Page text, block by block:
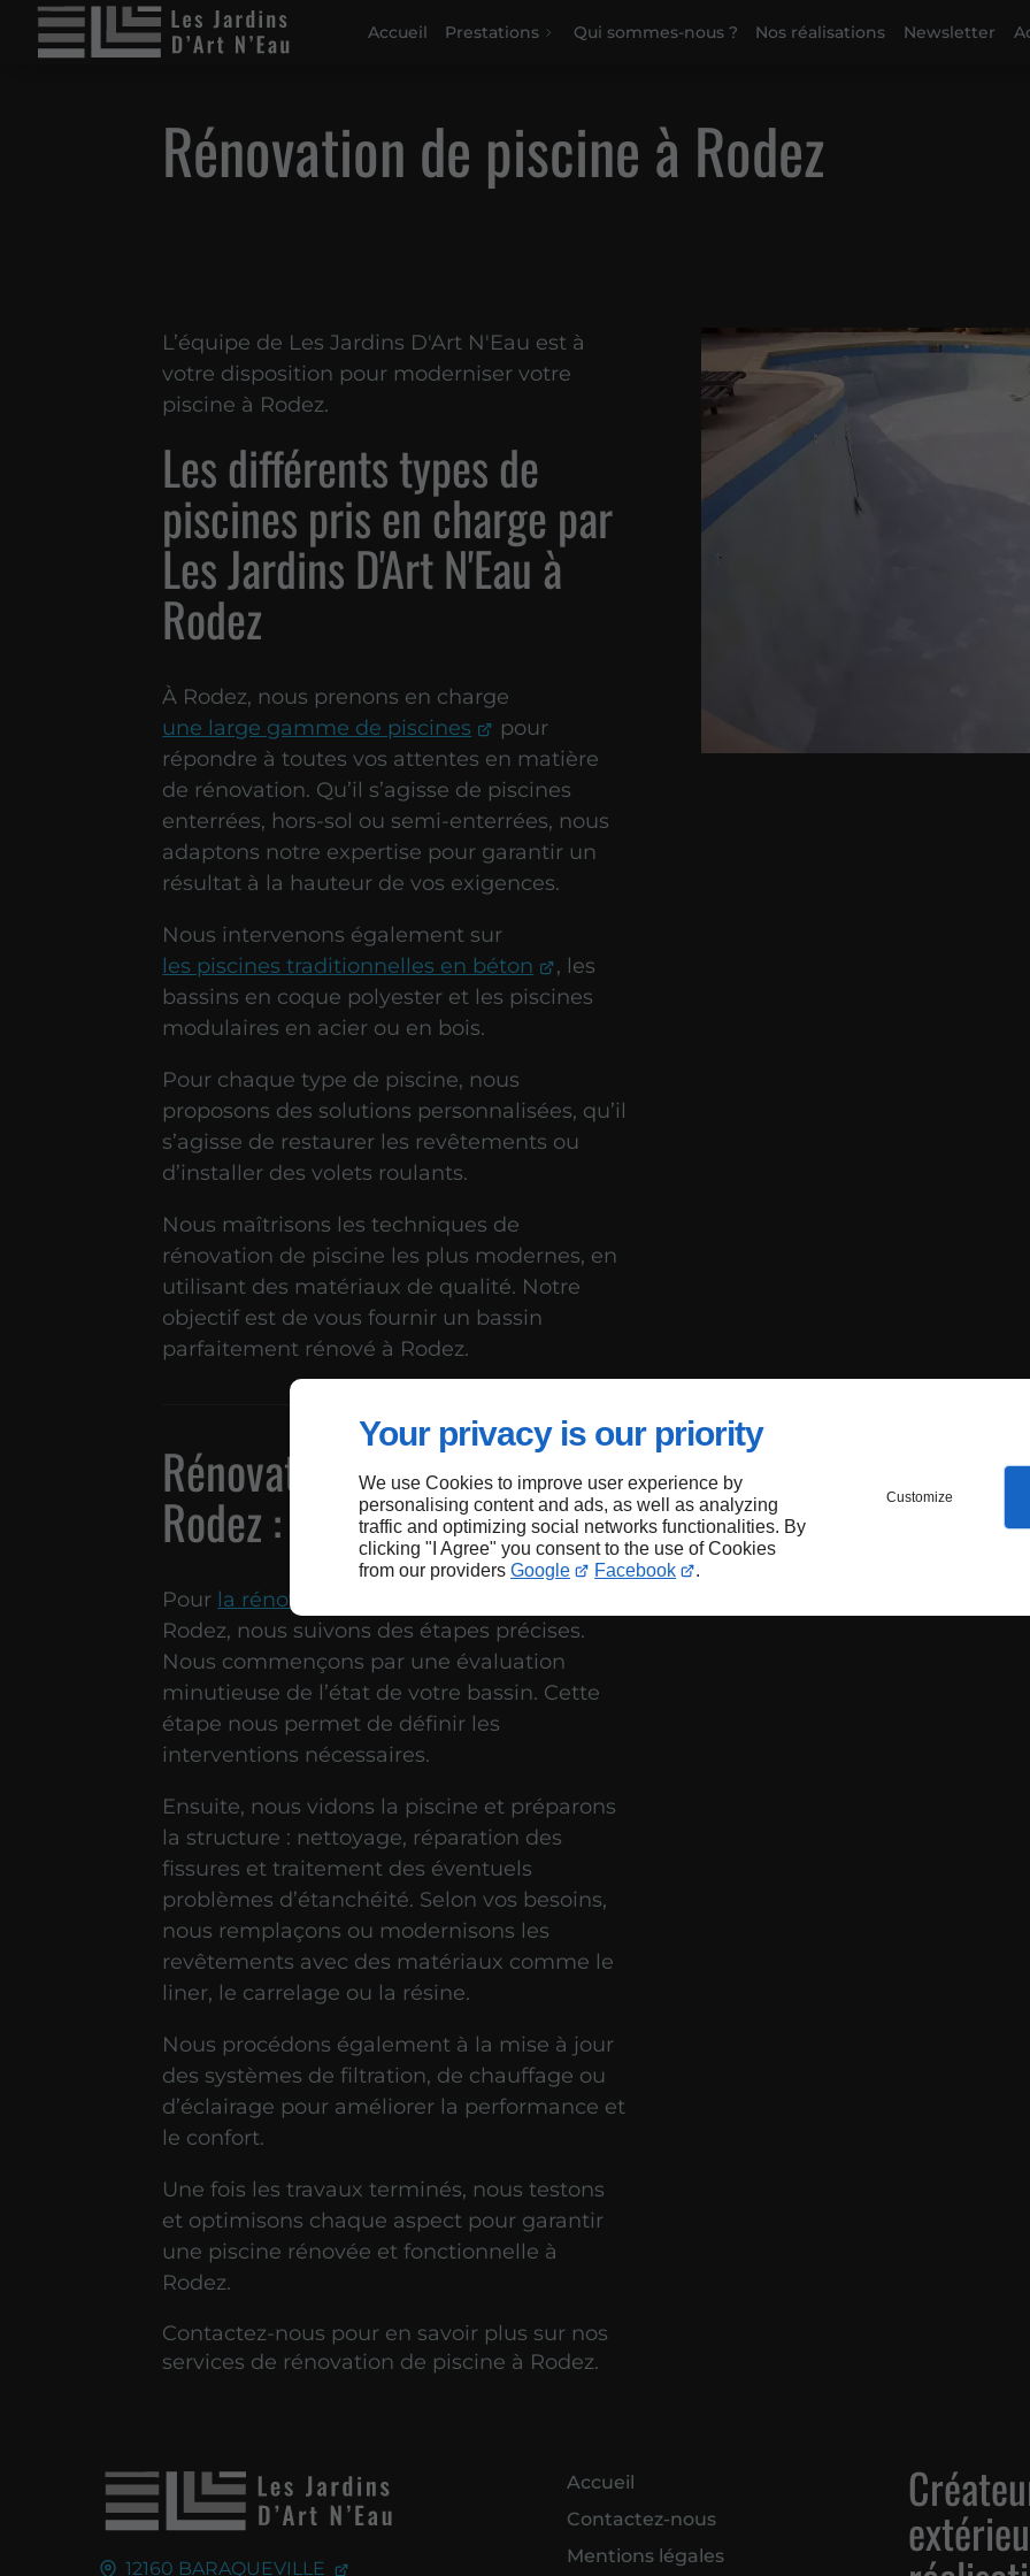
Your privacy is our priority
We use Cookies to improve user experience by
personalising content and ads, as well as analyzing
traffic and optimizing social networks functionalities. By
clicking "I Agree" you consent to the use of Cookies
from our providers Google Facebook .
Customize
Accueil Prestations Qui sommes-nous ? Nos réalisations Newsletter
Rénovation de piscine à Rodez
L’équipe de Les Jardins D'Art N'Eau est à
votre disposition pour moderniser votre
piscine à Rodez.
Les différents types de
piscines pris en charge par
Les Jardins D'Art N'Eau à
Rodez
À Rodez, nous prenons en charge
une large gamme de piscines
pour
répondre à toutes vos attentes en matière
de rénovation. Qu’il s’agisse de piscines
enterrées, hors-sol ou semi-enterrées, nous
adaptons notre expertise pour garantir un
résultat à la hauteur de vos exigences.
Nous intervenons également sur
les piscines traditionnelles en béton
, les
bassins en coque polyester et les piscines
modulaires en acier ou en bois.
Pour chaque type de piscine, nous
proposons des solutions personnalisées, qu’il
s’agisse de restaurer les revêtements ou
d’installer des volets roulants.
Nous maîtrisons les techniques de
rénovation de piscine les plus modernes, en
utilisant des matériaux de qualité. Notre
objectif est de vous fournir un bassin
parfaitement rénové à Rodez.
Rénovation de piscine à
Rodez : les étapes à suivre
Pour la rénovation de votre piscine
Rodez, nous suivons des étapes précises.
Nous commençons par une évaluation
minutieuse de l’état de votre bassin. Cette
étape nous permet de définir les
interventions nécessaires.
Ensuite, nous vidons la piscine et préparons
la structure : nettoyage, réparation des
fissures et traitement des éventuels
problèmes d’étanchéité. Selon vos besoins,
nous remplaçons ou modernisons les
revêtements avec des matériaux comme le
liner, le carrelage ou la résine.
Nous procédons également à la mise à jour
des systèmes de filtration, de chauffage ou
d’éclairage pour améliorer la performance et
le confort.
Une fois les travaux terminés, nous testons
et optimisons chaque aspect pour garantir
une piscine rénovée et fonctionnelle à
Rodez.
Contactez-nous pour en savoir plus sur nos
services de rénovation de piscine à Rodez.
12160 BARAQUEVILLE
Accueil
Contactez-nous
Mentions légales